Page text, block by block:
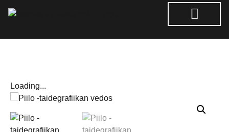
Loading...